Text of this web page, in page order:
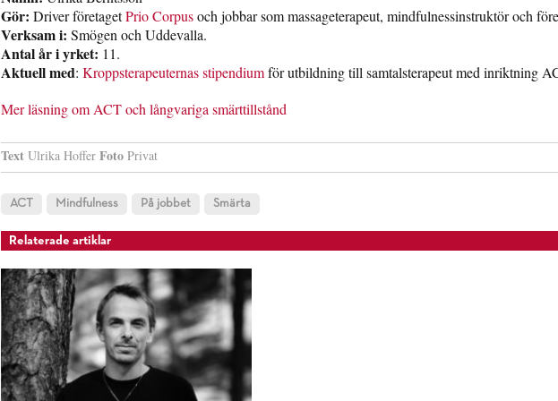
Gör: Driver företagetPrio Corpusoch jobbar som massageterapeut, mindfulnessinstruktör och
Verksam i: Smögen och Uddevalla.
Antal år i yrket: 11.
Aktuell med: Kroppsterapeuternas stipendiumför utbildning till samtalsterapeut med inriktning
Mer läsning om ACT och långvariga smärttillstånd
TextUlrika Hoffer FotoPrivat
ACT Mindfulness På jobbet Smärta
Relaterade artiklar